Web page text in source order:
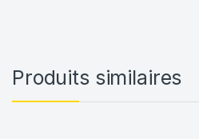
Produits similaires